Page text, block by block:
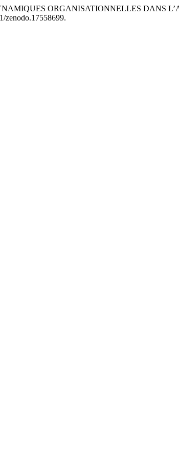
ORGANISATIONNELLES DANS
zenodo.17558699.